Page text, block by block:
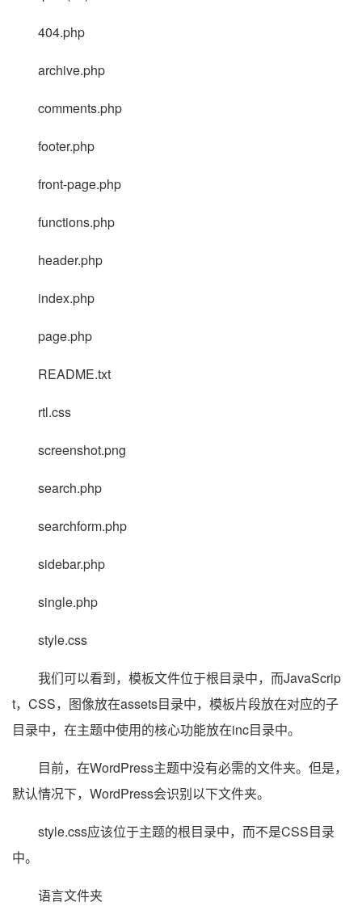
404.php
archive.php
comments.php
footer.php
front-page.php
functions.php
header.php
index.php
page.php
README.txt
rtl.css
screenshot.png
search.php
searchform.php
sidebar.php
single.php
style.css
我们可以看到，模板文件位于根目录中，而JavaScrip
t，CSS，图像放在assets目录中，模板片段放在对应的子
目录中，在主题中使用的核心功能放在inc目录中。
目前，在WordPress主题中没有必需的文件夹。但是，
默认情况下，WordPress会识别以下文件夹。
style.css应该位于主题的根目录中，而不是CSS目录
中。
语言文件夹